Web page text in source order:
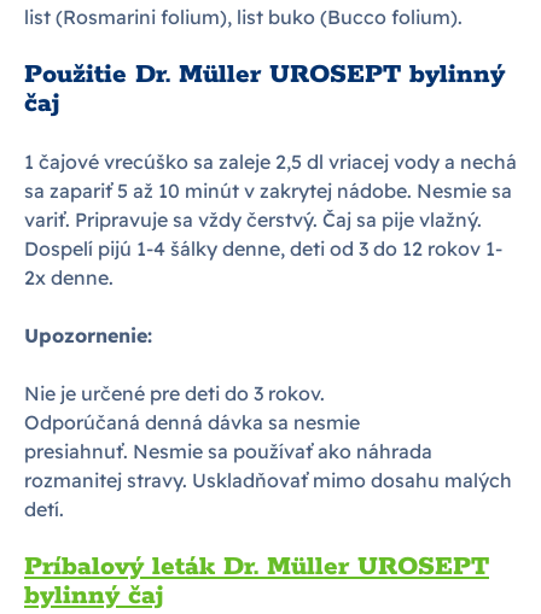
list (Rosmarini folium), list buko (Bucco folium).
Použitie Dr. Müller UROSEPT bylinný
čaj
1 čajové vrecúško sa zaleje 2,5 dl vriacej vody a nechá
sa zapariť 5 až 10 minút v zakrytej nádobe. Nesmie sa
variť. Pripravuje sa vždy čerstvý. Čaj sa pije vlažný.
Dospelí pijú 1-4 šálky denne, deti od 3 do 12 rokov 1-
2x denne.
Upozornenie:
Nie je určené pre deti do 3 rokov.
Odporúčaná denná dávka sa nesmie
presiahnuť. Nesmie sa používať ako náhrada
rozmanitej stravy. Uskladňovať mimo dosahu malých
detí.
Príbalový leták Dr. Müller UROSEPT
bylinný čaj